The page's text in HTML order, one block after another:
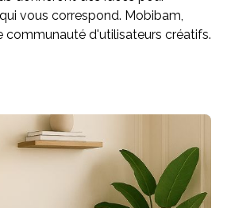
vous correspond. Mobibam,
communauté d'utilisateurs créatifs.